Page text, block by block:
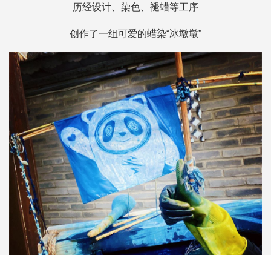
历经设计、染色、褪蜡等工序
创作了一组可爱的蜡染“冰墩墩”